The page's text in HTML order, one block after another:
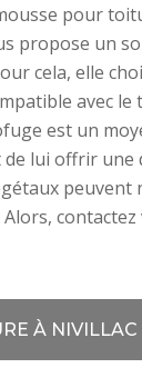
pour
propose un
cela, elle
avec le
est un
lui offrir une
peuvent
À NIVILLAC